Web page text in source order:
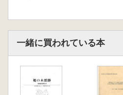
一緒に買われている本